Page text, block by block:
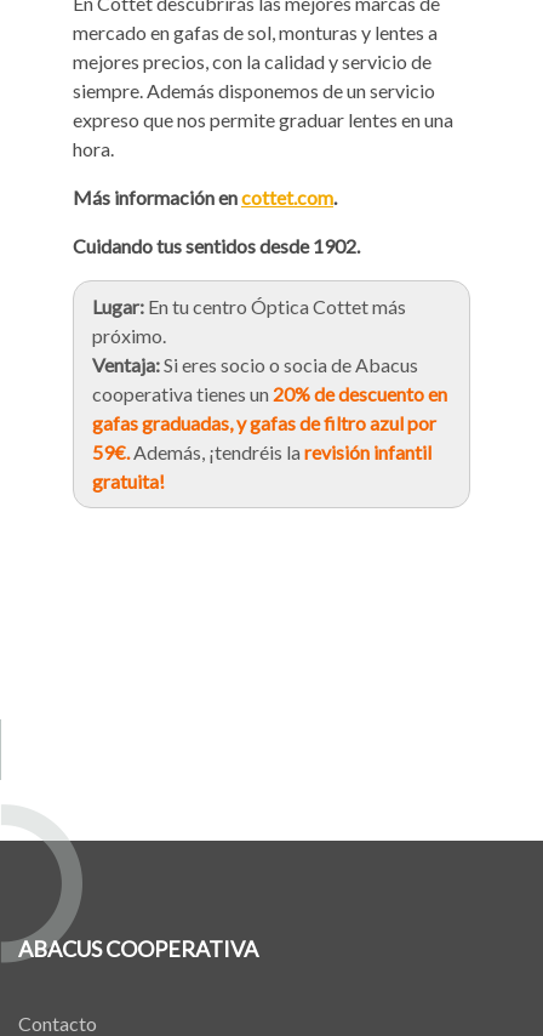
mercado en gafas de sol, monturas y lentes a
mejores precios, con la calidad y servicio de
siempre. Además disponemos de un servicio
expreso que nos permite graduar lentes en una
hora.
Más información encottet.com.
Cuidando tus sentidos desde 1902.
Lugar: En tu centro Óptica Cottet más
próximo.
Ventaja:Si eres socio o socia de Abacus
cooperativa tienes un 20% de descuento en
gafas graduadas, y gafas de filtro azul por
59€.Además, ¡tendréis la revisión infantil
gratuita!
ABACUS COOPERATIVA
Contacto